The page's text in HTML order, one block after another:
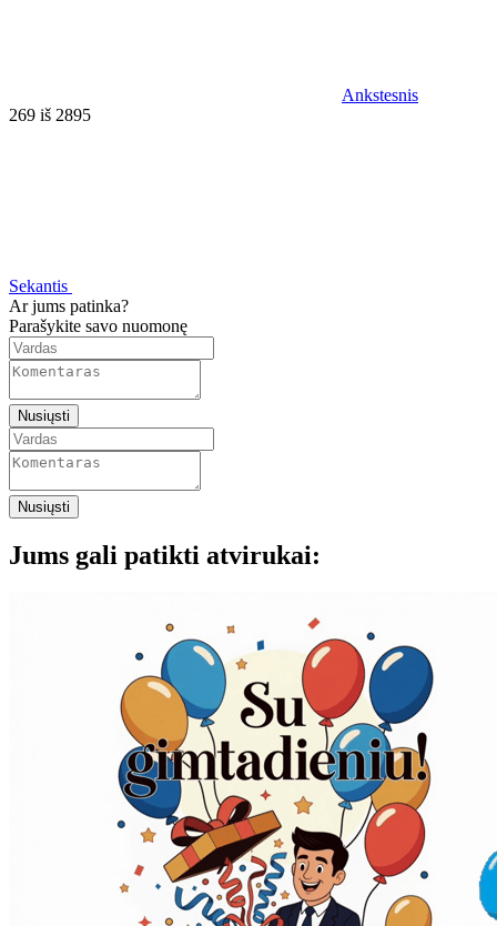
Ankstesnis
269 iš 2895
Sekantis
Ar jums patinka?
Parašykite savo nuomonę
Nusiųsti
Nusiųsti
Jums gali patikti atvirukai: